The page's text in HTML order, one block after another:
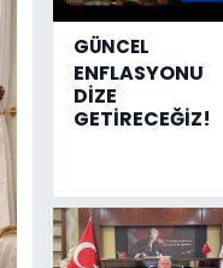
GÜNCEL
ENFLASYONU
DİZE
GETİRECEĞİZ!